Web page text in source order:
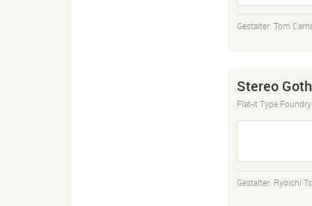
Gestalter: Tom
Stereo
Flat-it Type Foundry
Gestalter: Ryoichi